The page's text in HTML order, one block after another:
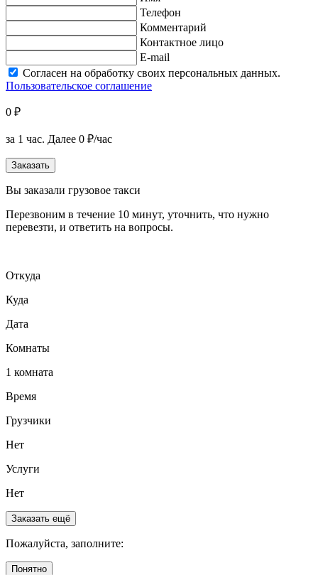
Телефон
Комментарий
Контактное лицо
E-mail
Согласен на обработку своих персональных данных.
Пользовательское соглашение
0 ₽
за 1 час. Далее 0 ₽/час
Заказать
Вы заказали грузовое такси
Перезвоним в течение 10 минут, уточнить, что нужно
перевезти, и ответить на вопросы.
Откуда
Куда
Дата
Комнаты
1 комната
Время
Грузчики
Нет
Услуги
Нет
Заказать ещё
Пожалуйста, заполните:
Понятно